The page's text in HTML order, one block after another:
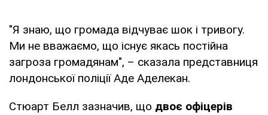
"Я знаю, що громада відчуває шок і тривогу.
Ми не вважаємо, що існує якась постійна
загроза громадянам", – сказала представниця
лондонської поліції Аде Аделекан.
Стюарт Белл зазначив, що двоє офіцерів